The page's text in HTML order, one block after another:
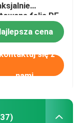
folia PE
okien i
cena
się z
nami